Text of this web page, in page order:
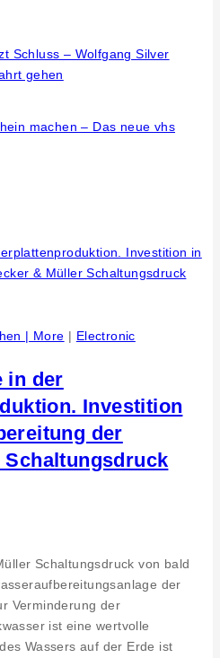
Schluss – Wolfgang Silver
gehen
machen – Das neue vhs
| More | Electronic
in der
Investition
der
Schaltungsdruck von bald
der
Verminderung der
ist eine wertvolle
Wassers auf der Erde ist